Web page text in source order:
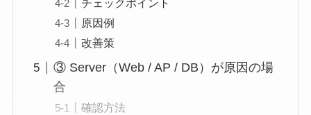
チェックポイント
原因例
改善策
③ Server（Web / AP / DB）が原因の場
合
確認方法